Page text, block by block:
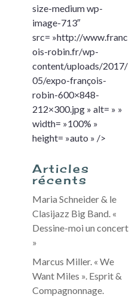
size-medium wp-
image-713″
src= »http://www.franc
ois-robin.fr/wp-
content/uploads/2017/
05/expo-françois-
robin-600×848-
212×300.jpg » alt= » »
width= »100% »
height= »auto » />
Articles
récents
Maria Schneider & le
Clasijazz Big Band. «
Dessine-moi un concert
»
Marcus Miller. « We
Want Miles ». Esprit &
Compagnonnage.